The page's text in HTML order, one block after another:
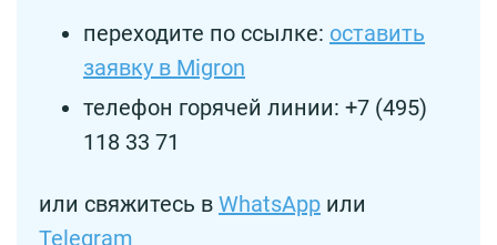
переходите по ссылке: оставить
заявку в Migron
телефон горячей линии: +7 (495)
118 33 71
или свяжитесь в WhatsApp или
Telegram